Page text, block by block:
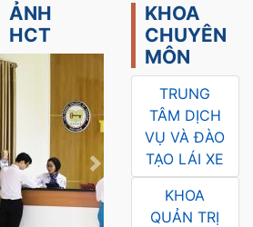
ẢNH
HCT
Trước Tiếp
KHOA
CHUYÊN
MÔN
TRUNG
TÂM DỊCH
VỤ VÀ ĐÀO
TẠO LÁI XE
KHOA
QUẢN TRỊ